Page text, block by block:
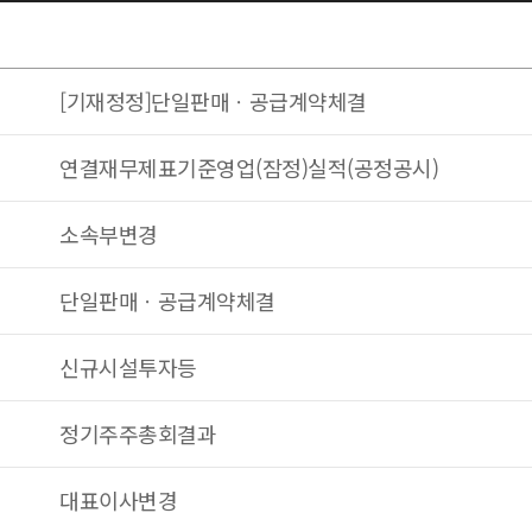
[기재정정]단일판매ㆍ공급계약체결
연결재무제표기준영업(잠정)실적(공정공시)
소속부변경
단일판매ㆍ공급계약체결
신규시설투자등
정기주주총회결과
대표이사변경